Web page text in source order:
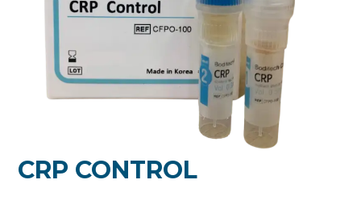
CRP CONTROL